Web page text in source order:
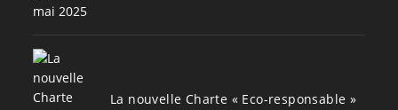
La nouvelle Charte « Eco-responsable »